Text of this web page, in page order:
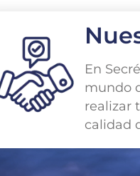
En
mundo
realizar
calidad